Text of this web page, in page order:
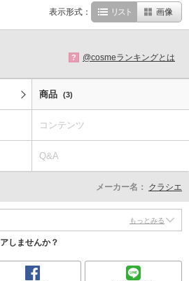
表示形式： リスト 画像
? @cosmeランキングとは
商品 (3)
コンテンツ
Q&A
メーカー名： クラシエ
もっとみる
しませんか？